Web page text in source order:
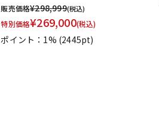
販売価格¥298,999(税込)
特別価格¥269,000(税込)
ポイント：1% (2445pt)